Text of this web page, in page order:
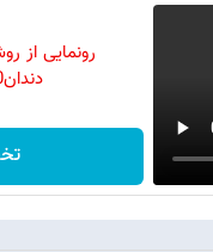
رونمایی از
دندان50%تخفیف🔥